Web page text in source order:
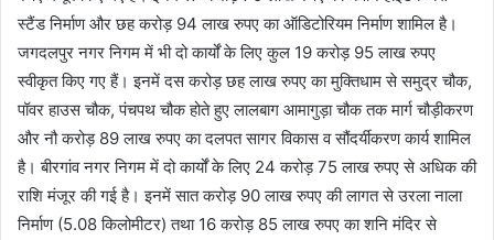
स्टैंड निर्माण और छह करोड़ 94 लाख रुपए का ऑडिटोरियम निर्माण शामिल है।
जगदलपुर नगर निगम में भी दो कार्यों के लिए कुल 19 करोड़ 95 लाख रुपए
स्वीकृत किए गए हैं। इनमें दस करोड़ छह लाख रुपए का मुक्तिधाम से समुद्र चौक,
पॉवर हाउस चौक, पंचपथ चौक होते हुए लालबाग आमागुड़ा चौक तक मार्ग चौड़ीकरण
और नौ करोड़ 89 लाख रुपए का दलपत सागर विकास व सौंदर्यीकरण कार्य शामिल
है। बीरगांव नगर निगम में दो कार्यों के लिए 24 करोड़ 75 लाख रुपए से अधिक की
राशि मंजूर की गई है। इनमें सात करोड़ 90 लाख रुपए की लागत से उरला नाला
निर्माण (5.08 किलोमीटर) तथा 16 करोड़ 85 लाख रुपए का शनि मंदिर से